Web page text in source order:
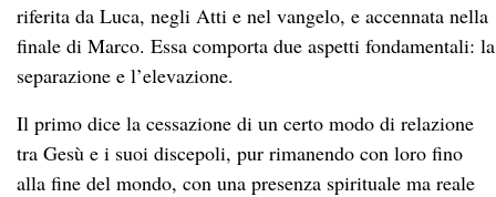
riferita da Luca, negli Atti e nel vangelo, e accennata nella
finale di Marco. Essa comporta due aspetti fondamentali: la
separazione e l’elevazione.
Il primo dice la cessazione di un certo modo di relazione
tra Gesù e i suoi discepoli, pur rimanendo con loro fino
alla fine del mondo, con una presenza spirituale ma reale